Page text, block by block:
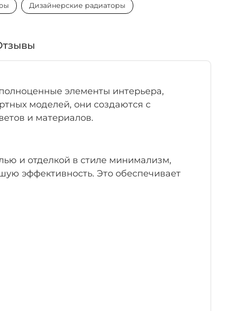
Дизайнерские радиаторы
элементы интерьера,
моделей, они создаются с
и материалов.
и отделкой в стиле минимализм,
эффективность. Это обеспечивает